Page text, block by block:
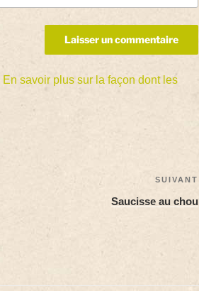
En savoir plus sur la façon dont les
SUIVANT
Saucisse au chou